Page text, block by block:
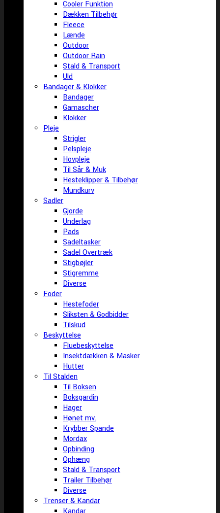
Cooler Funktion
Dækken Tilbehør
Fleece
Lænde
Outdoor
Outdoor Rain
Stald & Transport
Uld
Bandager & Klokker
Bandager
Gamascher
Klokker
Pleje
Strigler
Pelspleje
Hovpleje
Til Sår & Muk
Hesteklipper & Tilbehør
Mundkurv
Sadler
Gjorde
Underlag
Pads
Sadeltasker
Sadel Overtræk
Stigbøjler
Stigremme
Diverse
Foder
Hestefoder
Sliksten & Godbidder
Tilskud
Beskyttelse
Fluebeskyttelse
Insektdækken & Masker
Hutter
Til Stalden
Til Boksen
Boksgardin
Hager
Hønet mv.
Krybber Spande
Mordax
Opbinding
Ophæng
Stald & Transport
Trailer Tilbehør
Diverse
Trenser & Kandar